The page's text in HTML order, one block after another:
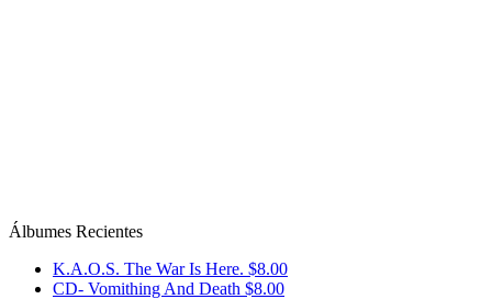
Álbumes Recientes
K.A.O.S. The War Is Here. $8.00
CD- Vomithing And Death $8.00